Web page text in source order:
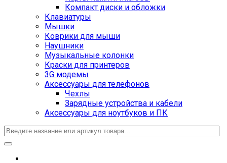
Компакт диски и обложки
Клавиатуры
Мышки
Коврики для мыши
Наушники
Музыкальные колонки
Краски для принтеров
3G модемы
Аксессуары для телефонов
Чехлы
Зарядные устройства и кабели
Аксессуары для ноутбуков и ПК